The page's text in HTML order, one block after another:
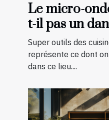
Le micro-
t-il pas un
cuisson des
Super outils des
représente ce dont
dans ce lieu....